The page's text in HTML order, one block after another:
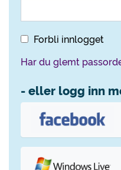
Forbli innlogget
Har du glemt
- eller logg inn